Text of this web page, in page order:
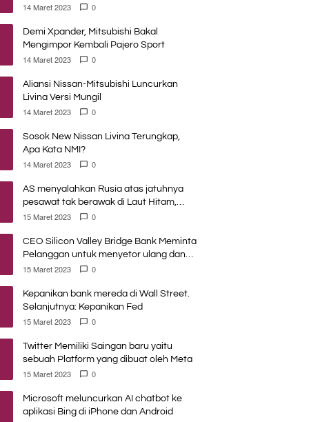
14 Maret 2023 0
Demi Xpander, Mitsubishi Bakal
Mengimpor Kembali Pajero Sport
14 Maret 2023 0
Aliansi Nissan-Mitsubishi Luncurkan
Livina Versi Mungil
14 Maret 2023 0
Sosok New Nissan Livina Terungkap,
Apa Kata NMI?
14 Maret 2023 0
AS menyalahkan Rusia atas jatuhnya
pesawat tak berawak di Laut Hitam,
Moskow menyangkal
15 Maret 2023 0
CEO Silicon Valley Bridge Bank Meminta
Pelanggan untuk menyetor ulang dana
Mereka
15 Maret 2023 0
Kepanikan bank mereda di Wall Street.
Selanjutnya: Kepanikan Fed
15 Maret 2023 0
Twitter Memiliki Saingan baru yaitu
sebuah Platform yang dibuat oleh Meta
15 Maret 2023 0
Microsoft meluncurkan AI chatbot ke
aplikasi Bing di iPhone dan Android